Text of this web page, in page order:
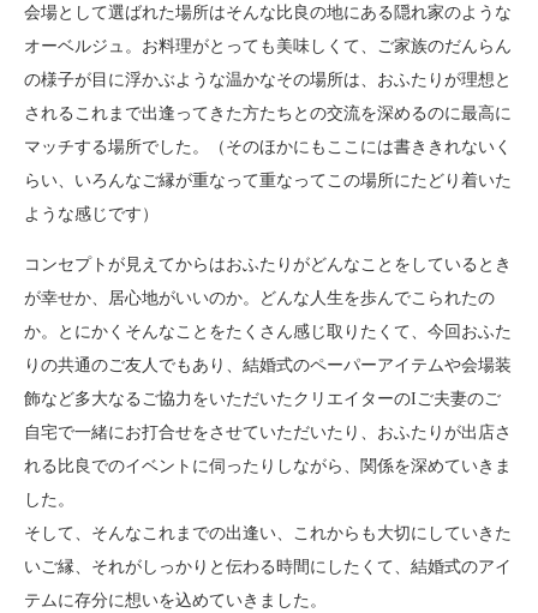
会場として選ばれた場所はそんな比良の地にある隠れ家のような
オーベルジュ。お料理がとっても美味しくて、ご家族のだんらん
の様子が目に浮かぶような温かなその場所は、おふたりが理想と
されるこれまで出逢ってきた方たちとの交流を深めるのに最高に
マッチする場所でした。（そのほかにもここには書ききれないく
らい、いろんなご縁が重なって重なってこの場所にたどり着いた
ような感じです）
コンセプトが見えてからはおふたりがどんなことをしているとき
が幸せか、居心地がいいのか。どんな人生を歩んでこられたの
か。とにかくそんなことをたくさん感じ取りたくて、今回おふた
りの共通のご友人でもあり、結婚式のペーパーアイテムや会場装
飾など多大なるご協力をいただいたクリエイターのIご夫妻のご
自宅で一緒にお打合せをさせていただいたり、おふたりが出店さ
れる比良でのイベントに伺ったりしながら、関係を深めていきま
した。
そして、そんなこれまでの出逢い、これからも大切にしていきた
いご縁、それがしっかりと伝わる時間にしたくて、結婚式のアイ
テムに存分に想いを込めていきました。